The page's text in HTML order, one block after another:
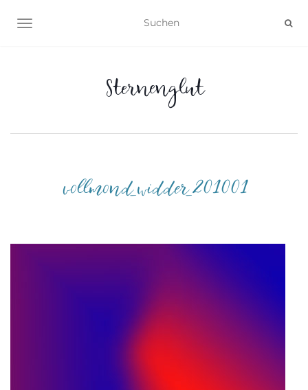
NAVIGATION UMSCHALTEN
Sternenglut
vollmond_widder_201001